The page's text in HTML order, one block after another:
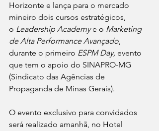
Horizonte e lança para o mercado
mineiro dois cursos estratégicos,
o Leadership Academy e o Marketing
de Alta Performance Avançado,
durante o primeiro ESPM Day, evento
que tem o apoio do SINAPRO-MG
(Sindicato das Agências de
Propaganda de Minas Gerais).
O evento exclusivo para convidados
será realizado amanhã, no Hotel